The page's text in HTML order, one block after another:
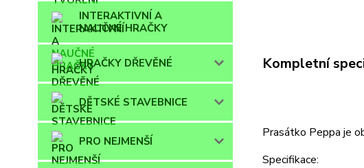
INTERAKTIVNÍ A
NAUČNÉ HRAČKY
HRAČKY DŘEVĚNÉ
DĚTSKÉ STAVEBNICE
PRO NEJMENŠÍ
Kompletní
Prasátko Peppa je
Specifikace: